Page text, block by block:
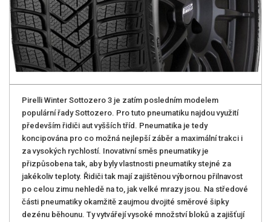
Pirelli Winter Sottozero 3 je zatím posledním modelem
populární řady Sottozero. Pro tuto pneumatiku najdou využití
především řidiči aut vyšších tříd. Pneumatika je tedy
koncipována pro co možná nejlepší záběr a maximální trakci i
za vysokých rychlostí. Inovativní směs pneumatiky je
přizpůsobena tak, aby byly vlastnosti pneumatiky stejné za
jakékoliv teploty. Řidiči tak mají zajištěnou výbornou přilnavost
po celou zimu nehledě na to, jak velké mrazy jsou. Na středové
části pneumatiky okamžitě zaujmou dvojité směrové šipky
dezénu běhounu. Ty vytvářejí vysoké množství bloků a zajišťují